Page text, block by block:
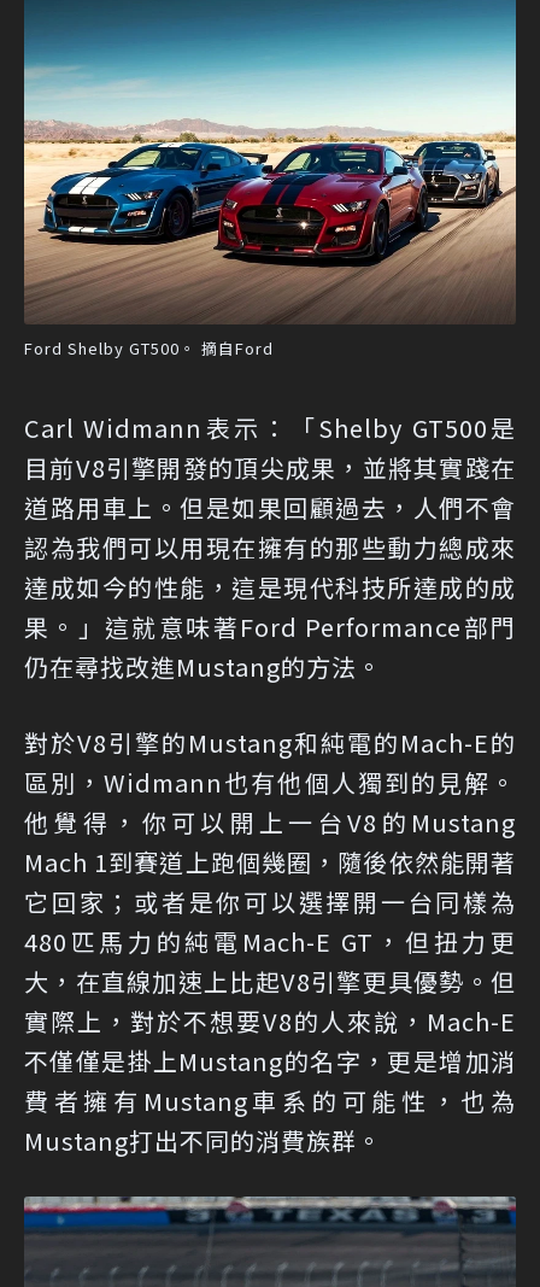
Ford Shelby GT500。 摘自Ford
Carl Widmann表示：「Shelby GT500是
目前V8引擎開發的頂尖成果，並將其實踐在
道路用車上。但是如果回顧過去，人們不會
認為我們可以用現在擁有的那些動力總成來
達成如今的性能，這是現代科技所達成的成
果。」這就意味著Ford Performance部門
仍在尋找改進Mustang的方法。
對於V8引擎的Mustang和純電的Mach-E的
區別，Widmann也有他個人獨到的見解。
他覺得，你可以開上一台V8的Mustang
Mach 1到賽道上跑個幾圈，隨後依然能開著
它回家；或者是你可以選擇開一台同樣為
480匹馬力的純電Mach-E GT，但扭力更
大，在直線加速上比起V8引擎更具優勢。但
實際上，對於不想要V8的人來說，Mach-E
不僅僅是掛上Mustang的名字，更是增加消
費者擁有Mustang車系的可能性，也為
Mustang打出不同的消費族群。